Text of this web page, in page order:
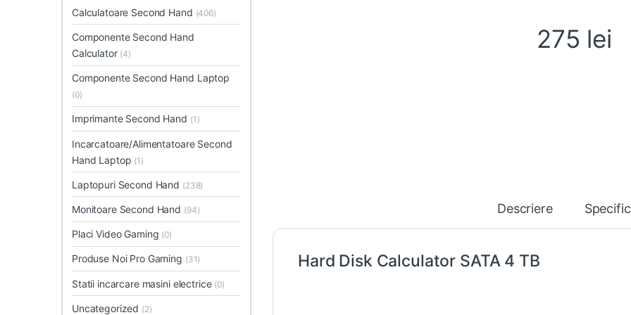
275 lei
Descriere
Hard Disk Calculator SATA 4 TB
Calculatoare Second Hand (406)
Componente Second Hand
Calculator (4)
Componente Second Hand Laptop
(0)
Imprimante Second Hand (1)
Incarcatoare/Alimentatoare Second
Hand Laptop (1)
Laptopuri Second Hand (238)
Monitoare Second Hand (94)
Placi Video Gaming (0)
Produse Noi Pro Gaming (31)
Statii incarcare masini electrice (0)
Uncategorized (2)